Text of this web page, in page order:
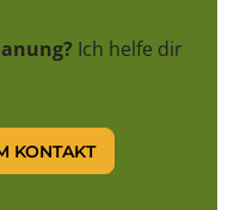
Ich helfe dir
KONTAKT